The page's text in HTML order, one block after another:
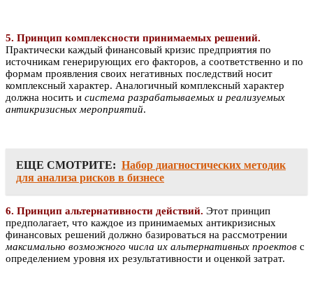
5. Принцип комплексности принимаемых решений.
Практически каждый финансовый кризис предприятия по
источникам генерирующих его факторов, а соответственно и по
формам проявления своих негативных последствий носит
комплексный характер. Аналогичный комплексный характер
должна носить и система разрабатываемых и реализуемых
антикризисных мероприятий.
ЕЩЕ СМОТРИТЕ: Набор диагностических методик
для анализа рисков в бизнесе
6. Принцип альтернативности действий. Этот принцип
предполагает, что каждое из принимаемых антикризисных
финансовых решений должно базироваться на рассмотрении
максимально возможного числа их альтернативных проектов с
определением уровня их результативности и оценкой затрат.